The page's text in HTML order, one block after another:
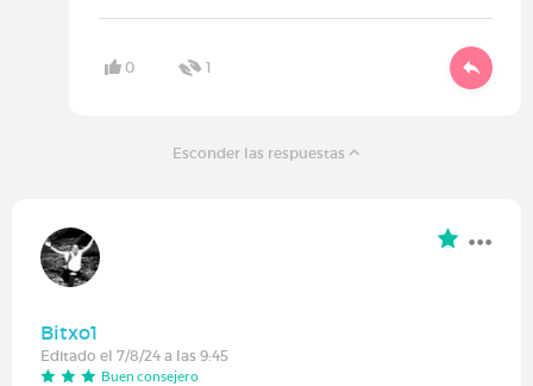
0 1
Esconder las respuestas
Bitxo1
Editado el 7/8/24 a las 9:45
Buen consejero